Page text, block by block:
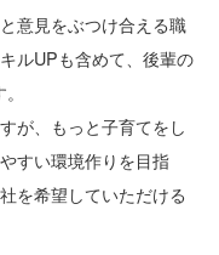
意見をぶつけ合える職
ルUPも含めて、後輩の
が、もっと子育てをし
すい環境作りを目指
を希望していただける